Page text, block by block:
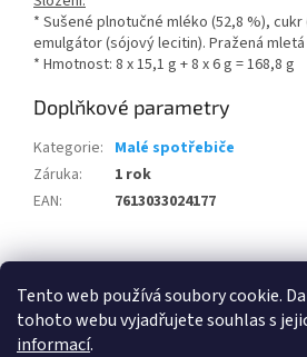
Tento web používá soubory cookie.
tohoto webu vyjadřujete souhlas s
informací.
* Sušené plnotučné mléko (52,8 %),
emulgátor (sójový lecitin). Pražená
* Hmotnost: 8 x 15,1 g + 8 x 6 g = 168,8 g
Doplňkové parametry
Kategorie: Malé spotřebiče
Záruka:
1 rok
EAN: 7613033024177
Z
100 % zákazníků Heureka.cz nás